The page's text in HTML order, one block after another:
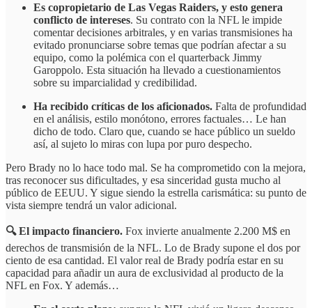
Es copropietario de Las Vegas Raiders, y esto genera
conflicto de intereses. Su contrato con la NFL le impide
comentar decisiones arbitrales, y en varias transmisiones ha
evitado pronunciarse sobre temas que podrían afectar a su
equipo, como la polémica con el quarterback Jimmy
Garoppolo. Esta situación ha llevado a cuestionamientos
sobre su imparcialidad y credibilidad.
Ha recibido críticas de los aficionados. Falta de profundidad
en el análisis, estilo monótono, errores factuales… Le han
dicho de todo. Claro que, cuando se hace público un sueldo
así, al sujeto lo miras con lupa por puro despecho.
Pero Brady no lo hace todo mal. Se ha comprometido con la mejora,
tras reconocer sus dificultades, y esa sinceridad gusta mucho al
público de EEUU. Y sigue siendo la estrella carismática: su punto de
vista siempre tendrá un valor adicional.
🔍 El impacto financiero. Fox invierte anualmente 2.200 M$ en
derechos de transmisión de la NFL. Lo de Brady supone el dos por
ciento de esa cantidad. El valor real de Brady podría estar en su
capacidad para añadir un aura de exclusividad al producto de la
NFL en Fox. Y además…